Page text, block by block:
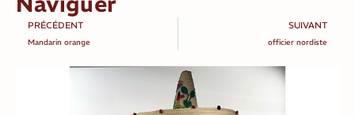
PRÉCÉDENT
Mandarin orange
SUIVANT
officier nordiste